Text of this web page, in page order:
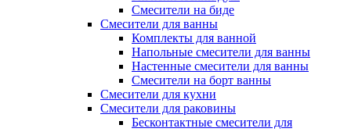
Смесители на биде
Смесители для ванны
Комплекты для ванной
Напольные смесители для ванны
Настенные смесители для ванны
Смесители на борт ванны
Смесители для кухни
Смесители для раковины
Бесконтактные смесители для